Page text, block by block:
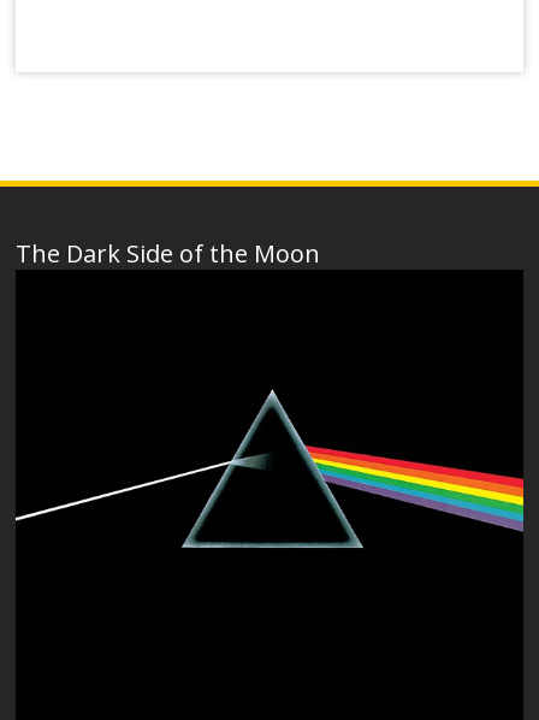
The Dark Side of the Moon